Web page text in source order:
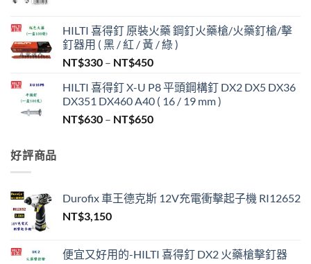
HILTI 喜得釘 原裝火藥 鋼釘火藥槍/火藥釘槍/擊
釘器用 ( 黑 / 紅 / 黃 / 綠 )
NT$330 – NT$450價
範
圍：
NT$330
HILTI 喜得釘 X-U P8 平頭鋼構釘 DX2 DX5 DX36
DX351 DX460 A40 ( 16 / 19 mm )
NT$630 – NT$650價
到
NT$650
好評商品
Durofix 車王德克斯 12V充電衝擊起子機 RI12652
NT$3,150
便宜又好用的-HILTI 喜得釘 DX2 火藥槍擊釘器